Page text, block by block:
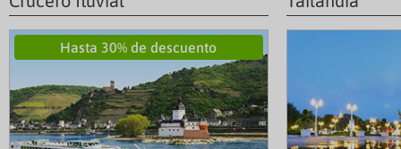
Hasta 30% de descuento